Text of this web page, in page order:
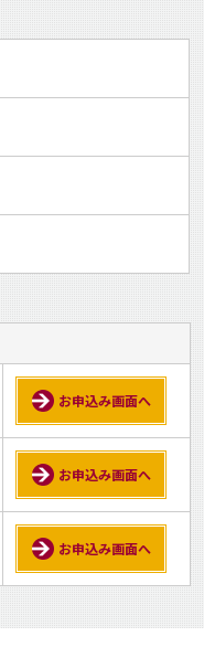
お申込み画面へ
お申込み画面へ
お申込み画面へ